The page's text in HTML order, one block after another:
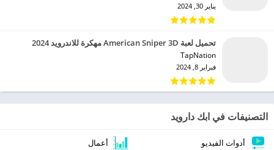
يناير 30, 2024
تحميل لعبة American Sniper 3D مهكرة للاندرويد 2024
TapNation‏
فبراير 8, 2024
التصنيفات في ابك دارويد
أدوات الفيديو أعمال